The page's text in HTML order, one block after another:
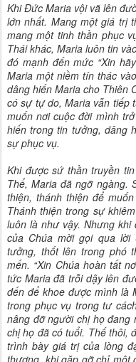
Khi Đức Maria vội vã lên
lớn nhất. Mang một giá trị
mang một tinh thần phục
Thái khác, Maria luôn tin
đó mạnh đến mức “Xin
Maria một niềm tín thác
dâng hiến Maria cho Thiên
có sự tự do, Maria vẫn tiếp
muốn nơi cuộc đời mình
hiến trong tin tưởng, dâng
sự phục vụ.
Khi được sứ thần truyền
Thể, Maria đã ngỡ ngàng.
thiện, thánh thiện để
Thánh thiện trong sự
luôn là như vậy. Nhưng
của Chúa mời gọi qua
tưởng, thốt lên trong phó
mến. “Xin Chúa hoàn tất
tức Maria đã trỗi dậy lên
đến để khoe được mình là
trong phục vụ trong tư
nâng đỡ người chị họ
chị họ đã có tuổi. Thế thôi,
trình bày giá trị của lòng
thương, khi gặp gỡ chỉ một